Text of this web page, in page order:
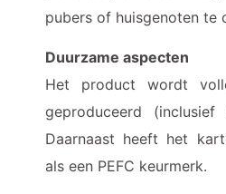
pubers of huisgenoten te
Duurzame aspecten
Het product wordt
geproduceerd
Daarnaast heeft het
als een PEFC keurmerk.